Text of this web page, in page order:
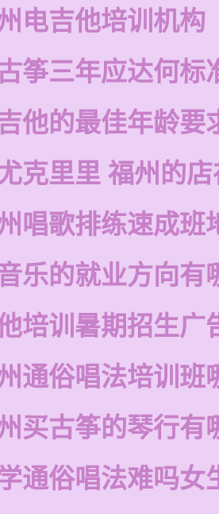
电吉他培训机构
筝三年应达何标
他的最佳年龄要
克里里 福州的
唱歌排练速成班
乐的就业方向有
培训暑期招生广
通俗唱法培训班
买古筝的琴行有
通俗唱法难吗女